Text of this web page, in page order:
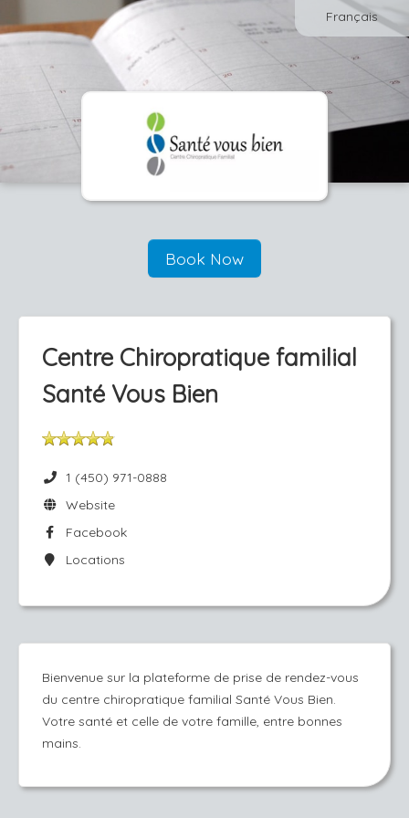
Français
Book Now
Centre Chiropratique familial
Santé Vous Bien
1 (450) 971-0888
Website
Facebook
Locations
Bienvenue sur la plateforme de prise de rendez-vous
du centre chiropratique familial Santé Vous Bien.
Votre santé et celle de votre famille, entre bonnes
mains.